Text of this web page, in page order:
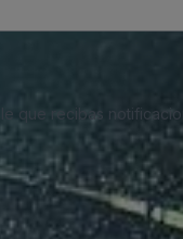
que recibas